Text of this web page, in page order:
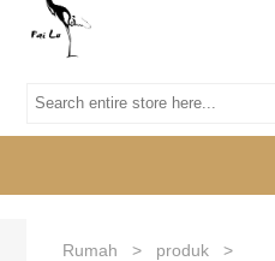
Rumah > produk
>